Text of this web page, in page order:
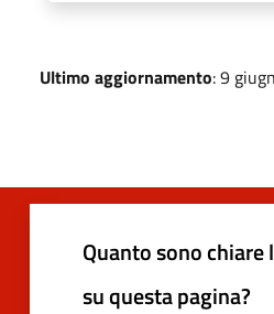
Ultimo aggiornamento: 9
Quanto sono
su questa pagina?